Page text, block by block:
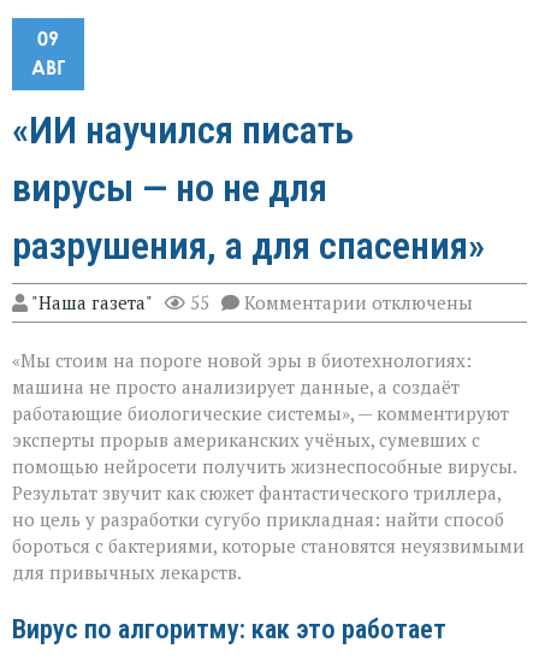
09
АВГ
«ИИ научился писать
вирусы — но не для
разрушения, а для спасения»
"Наша газета" 55 Комментарии к
записи
научился
писать
вирусы — но
не
для
разрушения,
а
для
спасения»
отключены
«Мы стоим на пороге новой эры в биотехнологиях:
машина не просто анализирует данные, а создаёт
работающие биологические системы», — комментируют
эксперты прорыв американских учёных, сумевших с
помощью нейросети получить жизнеспособные вирусы.
Результат звучит как сюжет фантастического триллера,
но цель у разработки сугубо прикладная: найти способ
бороться с бактериями, которые становятся неуязвимыми
для привычных лекарств.
Вирус по алгоритму: как это работает